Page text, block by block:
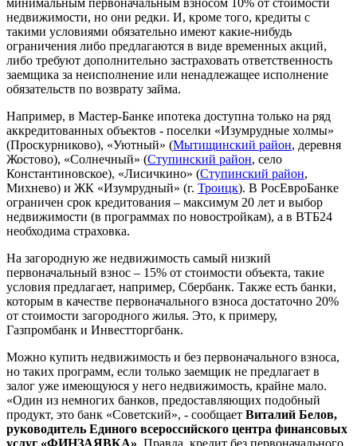
недвижимости, но они редки. И, кроме того, кредиты с
такими условиями обязательно имеют какие-нибудь
ограничения либо предлагаются в виде временных акций,
либо требуют дополнительно застраховать ответственность
заемщика за неисполнение или ненадлежащее исполнение
обязательств по возврату займа.
Например, в Мастер-Банке ипотека доступна только на ряд
аккредитованных объектов - поселки «Изумрудные холмы»
(Проскурниково), «Уютный» (Мытищинский район, деревня
Жостово), «Солнечный» (Ступинский район, село
Константиновское), «Лисичкино» (Ступинский район,
Михнево) и ЖК «Изумрудный» (г. Троицк). В РосЕвроБанке
ограничен срок кредитования – максимум 20 лет и выбор
недвижимости (в программах по новостройкам), а в ВТБ24
необходима страховка.
На загородную же недвижимость самый низкий
первоначальный взнос – 15% от стоимости объекта, такие
условия предлагает, например, Сбербанк. Также есть банки,
которым в качестве первоначального взноса достаточно 20%
от стоимости загородного жилья. Это, к примеру,
Газпромбанк и Инвестторгбанк.
Можно купить недвижимость и без первоначального взноса,
но таких программ, если только заемщик не предлагает в
залог уже имеющуюся у него недвижимость, крайне мало.
«Один из немногих банков, предоставляющих подобный
продукт, это банк «Советский», - сообщает Виталий Белов,
руководитель Единого всероссийского центра финансовых
услуг «ФИНЗАЯВКА» . Правда, кредит без первоначального